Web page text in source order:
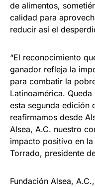
de alimentos,
calidad para
reducir así el
“El reconocimiento
ganador refleja la
para combatir la
Latinoamérica.
esta segunda edición
reafirmamos desde
Alsea, A.C. nuestro
impacto positivo en
Torrado, presidente
Fundación Alsea,